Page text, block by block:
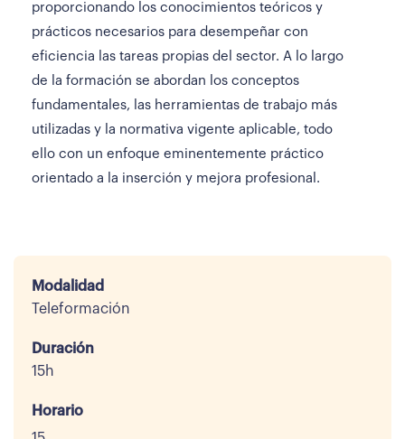
proporcionando los conocimientos teóricos y
prácticos necesarios para desempeñar con
eficiencia las tareas propias del sector. A lo largo
de la formación se abordan los conceptos
fundamentales, las herramientas de trabajo más
utilizadas y la normativa vigente aplicable, todo
ello con un enfoque eminentemente práctico
orientado a la inserción y mejora profesional.
Modalidad
Teleformación
Duración
15h
Horario